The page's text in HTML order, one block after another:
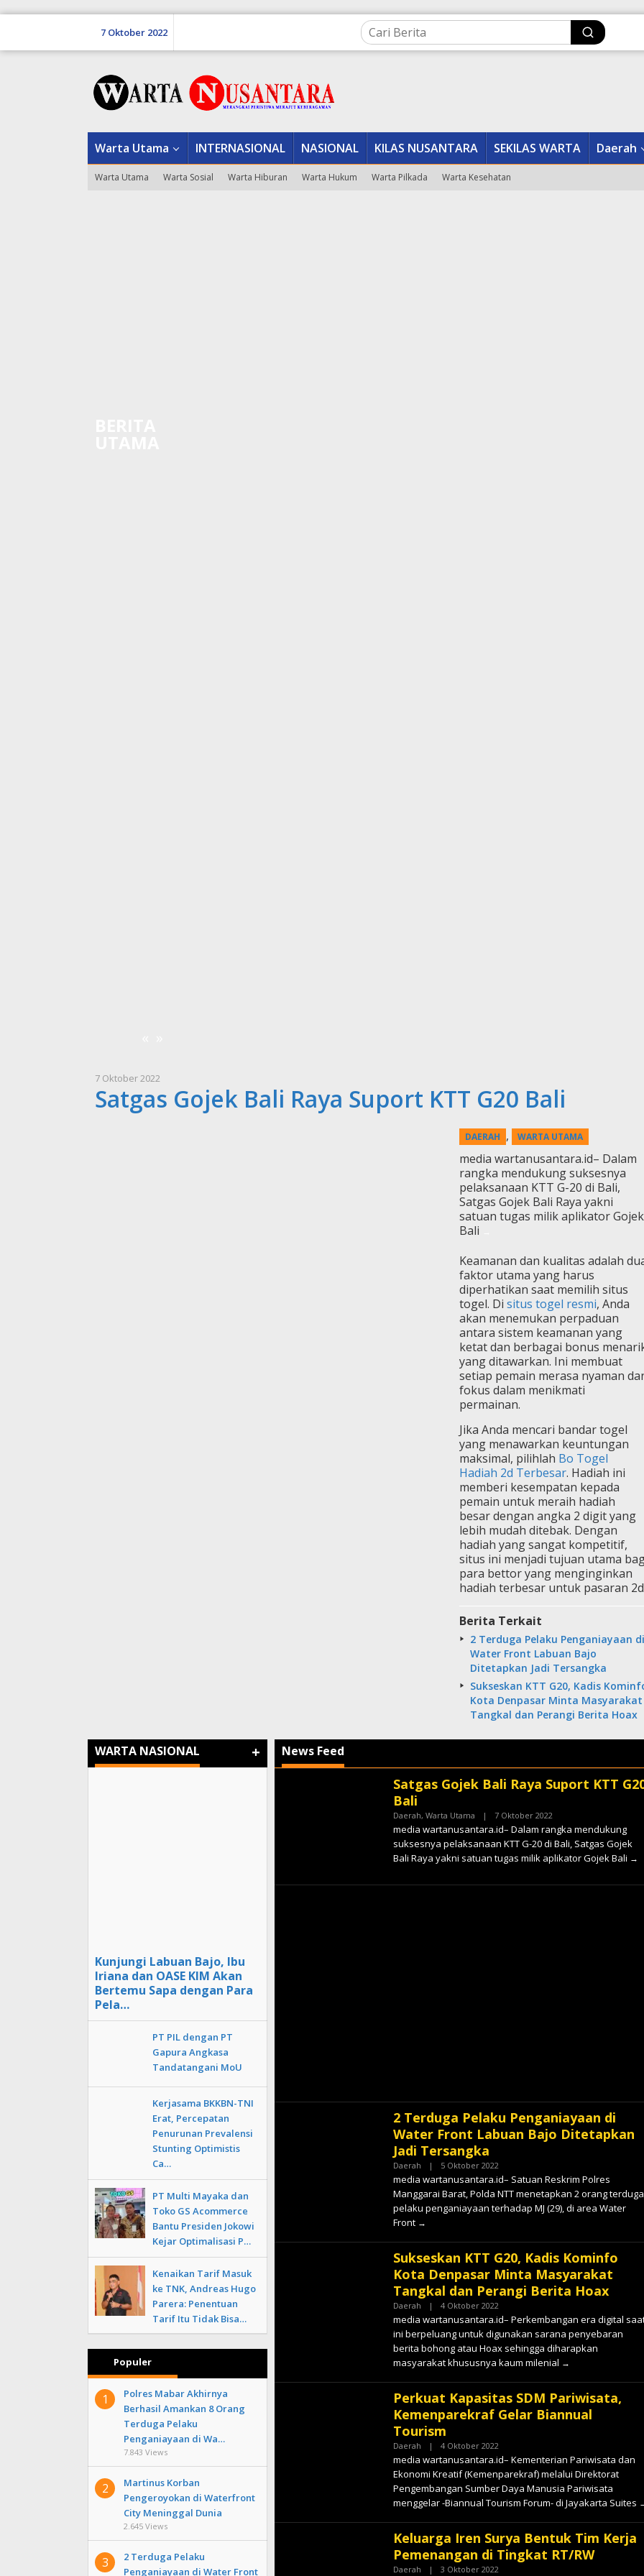
7 Oktober 2022
Warta Utama INTERNASIONAL NASIONAL KILAS NUSANTARA SEKILAS WARTA Daerah
Warta Utama Warta Sosial Warta Hiburan Warta Hukum Warta Pilkada Warta Kesehatan
7 Oktober 2022
Satgas Gojek Bali Raya Suport KTT G20 Bali
DAERAH , WARTA UTAMA
media wartanusantara.id– Dalam
rangka mendukung suksesnya
pelaksanaan KTT G-20 di Bali,
Satgas Gojek Bali Raya yakni
satuan tugas milik aplikator Gojek
Bali
Keamanan dan kualitas adalah
faktor utama yang harus
diperhatikan saat memilih situs
togel. Di situs togel resmi, Anda
akan menemukan perpaduan
antara sistem keamanan yang
ketat dan berbagai bonus
yang ditawarkan. Ini membuat
setiap pemain merasa nyaman
fokus dalam menikmati
permainan.
Jika Anda mencari bandar togel
yang menawarkan keuntungan
maksimal, pilihlah Bo Togel
Hadiah 2d Terbesar. Hadiah ini
memberi kesempatan kepada
pemain untuk meraih hadiah
besar dengan angka 2 digit yang
lebih mudah ditebak. Dengan
hadiah yang sangat kompetitif,
situs ini menjadi tujuan utama
para bettor yang menginginkan
hadiah terbesar untuk pasaran
Berita Terkait
2 Terduga Pelaku Penganiayaan di
Water Front Labuan Bajo
Ditetapkan Jadi Tersangka
Sukseskan KTT G20, Kadis
Kota Denpasar Minta Masyarakat
Tangkal dan Perangi Berita Hoax
WARTA NASIONAL +
Kunjungi Labuan Bajo, Ibu
Iriana dan OASE KIM Akan
Bertemu Sapa dengan Para
Pela…
PT PIL dengan PT
Gapura Angkasa
Tandatangani MoU
Kerjasama BKKBN-TNI
Erat, Percepatan
Penurunan Prevalensi
Stunting Optimistis
Ca…
PT Multi Mayaka dan
Toko GS Acommerce
Bantu Presiden Jokowi
Kejar Optimalisasi P…
Kenaikan Tarif Masuk
ke TNK, Andreas Hugo
Parera: Penentuan
Tarif Itu Tidak Bisa…
Populer
1
Polres Mabar Akhirnya
Berhasil Amankan 8 Orang
Terduga Pelaku
Penganiayaan di Wa…
7.843 Views
2
Martinus Korban
Pengeroyokan di Waterfront
City Meninggal Dunia
2.645 Views
3
2 Terduga Pelaku
Penganiayaan di Water Front
News Feed
Satgas Gojek Bali Raya Suport KTT
Bali
Daerah, Warta Utama | 7 Oktober 2022
media wartanusantara.id– Dalam rangka mendukung
suksesnya pelaksanaan KTT G-20 di Bali, Satgas Gojek
Bali Raya yakni satuan tugas milik aplikator Gojek Bali
2 Terduga Pelaku Penganiayaan di
Water Front Labuan Bajo Ditetapkan
Jadi Tersangka
Daerah | 5 Oktober 2022
✓
media wartanusantara.id– Satuan Reskrim Polres
Manggarai Barat, Polda NTT menetapkan 2 orang terduga
pelaku penganiayaan terhadap MJ (29), di area Water
Front
Sukseskan KTT G20, Kadis Kominfo
Kota Denpasar Minta Masyarakat
Tangkal dan Perangi Berita Hoax
Daerah | 4 Oktober 2022
✓
media wartanusantara.id– Perkembangan era digital
ini berpeluang untuk digunakan sarana penyebaran
berita bohong atau Hoax sehingga diharapkan
masyarakat khususnya kaum milenial
Perkuat Kapasitas SDM Pariwisata,
Kemenparekraf Gelar Biannual
Tourism
Daerah | 4 Oktober 2022
✓
media wartanusantara.id– Kementerian Pariwisata dan
Ekonomi Kreatif (Kemenparekraf) melalui Direktorat
Pengembangan Sumber Daya Manusia Pariwisata
menggelar -Biannual Tourism Forum- di Jayakarta Suites
Keluarga Iren Surya Bentuk Tim Kerja
Pemenangan di Tingkat RT/RW
Daerah | 3 Oktober 2022